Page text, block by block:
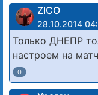
ZICO
28.10.2014
Только ДНЕПР
настроем на
0